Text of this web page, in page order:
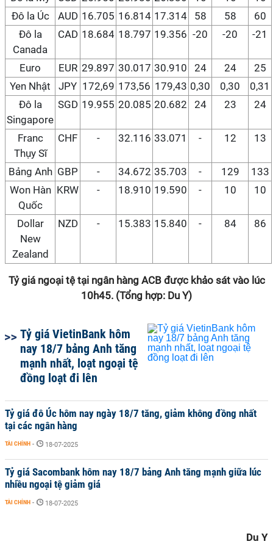
Đô la Úc
AUD 16.705 16.814 17.314 58 58
60
Đô la
Canada
CAD 18.684 18.797 19.356 -20 -20 -21
Euro EUR 29.897 30.017 30.910 24 24
25
Yen Nhật
JPY 172,69 173,56 179,43 0,30 0,30
0,31
Đô la
Singapore
SGD 19.955 20.085 20.682 24 23 24
Franc
Thụy Sĩ
CHF - 32.116 33.071 - 12 13
Bảng Anh GBP - 34.672 35.703 - 129
133
Won Hàn
Quốc
KRW - 18.910 19.590 - 10 10
Dollar
New
Zealand
NZD - 15.383 15.840 - 84 86
Tỷ giá ngoại tệ tại ngân hàng ACB được khảo sát vào lúc
10h45. (Tổng hợp: Du Y)
Tỷ giá VietinBank hôm
nay 18/7 bảng Anh tăng
mạnh nhất, loạt ngoại tệ
đồng loạt đi lên
Tỷ giá đô Úc hôm nay ngày 18/7 tăng, giảm không đồng nhất
tại các ngân hàng
TÀI CHÍNH - 18-07-2025
Tỷ giá Sacombank hôm nay 18/7 bảng Anh tăng mạnh giữa lúc
nhiều ngoại tệ giảm giá
TÀI CHÍNH - 18-07-2025
Du Y